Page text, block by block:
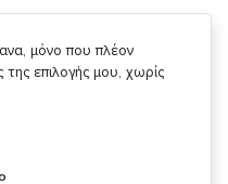
δυνατότητα να κάνουμε